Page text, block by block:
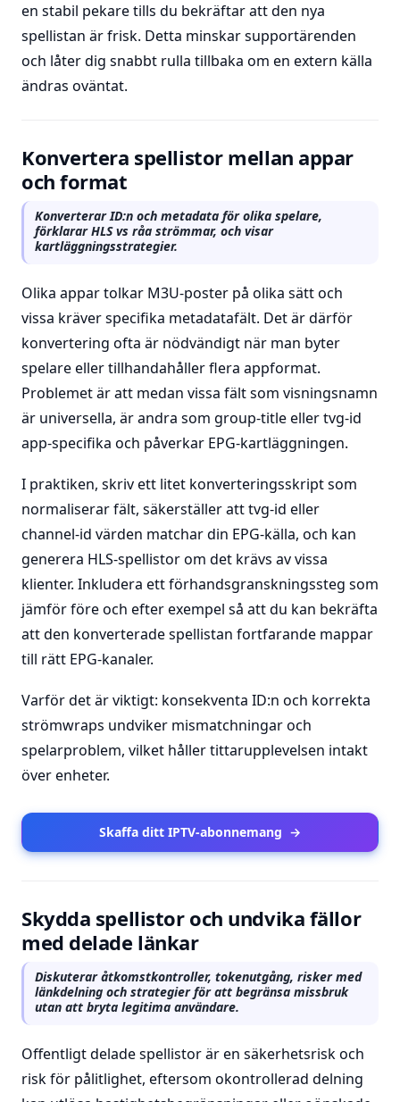
en stabil pekare tills du bekräftar att den nya
spellistan är frisk. Detta minskar supportärenden
och låter dig snabbt rulla tillbaka om en extern källa
ändras oväntat.
Konvertera spellistor mellan appar
och format
Konverterar ID:n och metadata för olika spelare,
förklarar HLS vs råa strömmar, och visar
kartläggningsstrategier.
Olika appar tolkar M3U-poster på olika sätt och
vissa kräver specifika metadatafält. Det är därför
konvertering ofta är nödvändigt när man byter
spelare eller tillhandahåller flera appformat.
Problemet är att medan vissa fält som visningsnamn
är universella, är andra som group-title eller tvg-id
app-specifika och påverkar EPG-kartläggningen.
I praktiken, skriv ett litet konverteringsskript som
normaliserar fält, säkerställer att tvg-id eller
channel-id värden matchar din EPG-källa, och kan
generera HLS-spellistor om det krävs av vissa
klienter. Inkludera ett förhandsgranskningssteg som
jämför före och efter exempel så att du kan bekräfta
att den konverterade spellistan fortfarande mappar
till rätt EPG-kanaler.
Varför det är viktigt: konsekventa ID:n och korrekta
strömwraps undviker mismatchningar och
spelarproblem, vilket håller tittarupplevelsen intakt
över enheter.
Skaffa ditt IPTV-abonnemang →
Skydda spellistor och undvika fällor
med delade länkar
Diskuterar åtkomstkontroller, tokenutgång, risker med
länkdelning och strategier för att begränsa missbruk
utan att bryta legitima användare.
Offentligt delade spellistor är en säkerhetsrisk och
risk för pålitlighet, eftersom okontrollerad delning